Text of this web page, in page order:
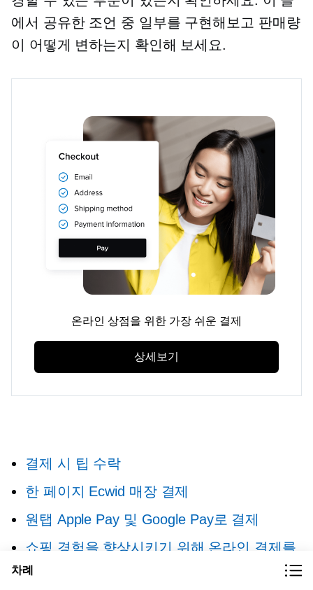
에서 공유한 조언 중 일부를 구현해보고 판매량
이 어떻게 변하는지 확인해 보세요.
온라인 상점을 위한 가장 쉬운 결제
상세보기
결제 시 팁 수락
한 페이지 Ecwid 매장 결제
원탭 Apple Pay 및 Google Pay로 결제
쇼핑 경험을 향상시키기 위해 온라인 결제를
사용자 정의하는 방법
차례